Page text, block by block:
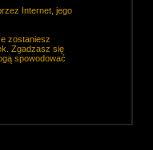
Internet, jego
zostaniesz
Zgadzasz się
spowodować